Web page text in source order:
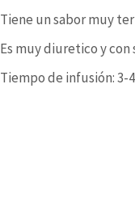
Tiene un sabor muy
Es muy diuretico y
Tiempo de infusión: